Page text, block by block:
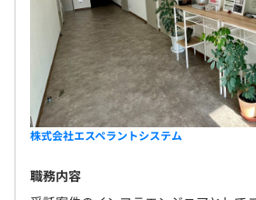
株式会社エスペラントシステム
職務内容